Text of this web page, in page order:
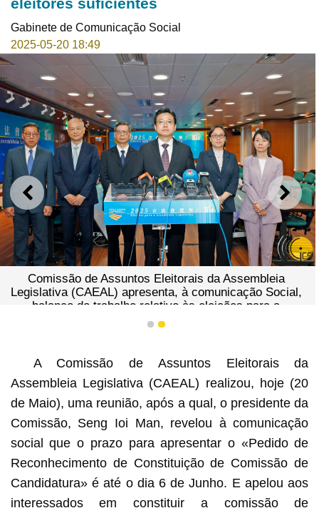
Gabinete de Comunicação Social
2025-05-20 18:49
ANTERIOR
Comissão de Assuntos Eleitorais da Assembleia
Legislativa (CAEAL) apresenta, à comunicação Social,
balanço do trabalho relativo às eleições para a
Assembleia Legislativa, no final da reunião.
1 2
A Comissão de Assuntos Eleitorais da
Assembleia Legislativa (CAEAL) realizou, hoje (20
de Maio), uma reunião, após a qual, o presidente da
Comissão, Seng Ioi Man, revelou à comunicação
social que o prazo para apresentar o «Pedido de
Reconhecimento de Constituição de Comissão de
Candidatura» é até o dia 6 de Junho. E apelou aos
interessados em constituir a comissão de